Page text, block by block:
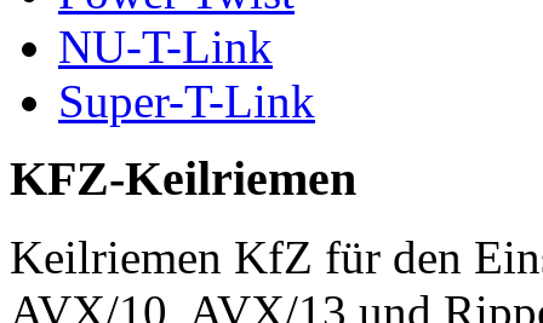
NU-T-Link
Super-T-Link
KFZ-Keilriemen
Keilriemen KfZ für den
AVX/10, AVX/13 und